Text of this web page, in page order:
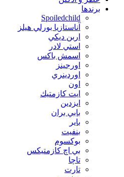
برندها
Spoiledchild
آناستازيا بورلي هيلز
اربن ديكي
استي لادر
اسمش باكس
اورجينز
اوردينري
اون
ايت كازمتيك
ايزدين
بابي بران
بایر
بنفيت
بوكسوم
بي اچ كازمتيكس
تاچا
تارت